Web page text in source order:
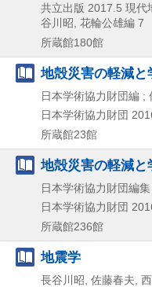
共立出版 2017.5 現代
谷川昭, 花輪公雄編 7
所蔵館180館
地殻災害の軽減と
日本学術協力財団編 ;
日本学術協力財団
所蔵館23館
地殻災害の軽減と
日本学術協力財団編
日本学術協力財団
所蔵館236館
地震学
長谷川昭, 佐藤春夫,